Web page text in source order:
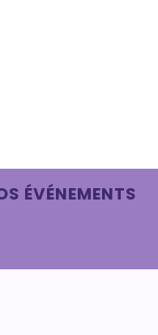
ÉVÉNEMENTS